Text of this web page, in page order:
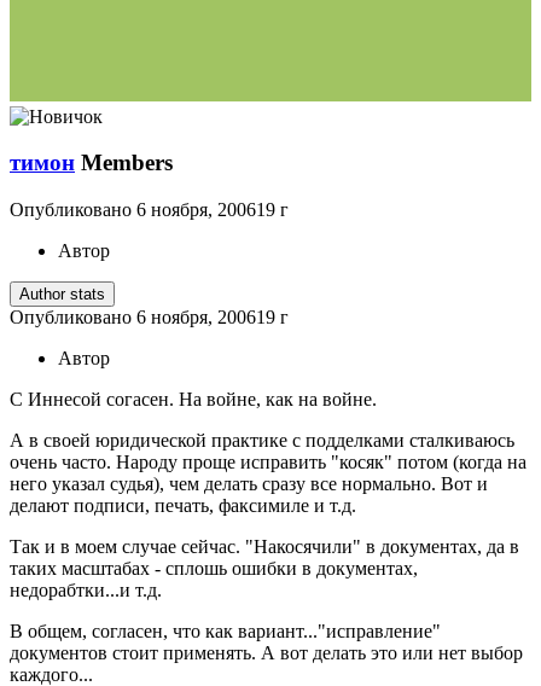
тимон Members
Опубликовано 6 ноября, 200619 г
Автор
Author stats
Опубликовано 6 ноября, 200619 г
Автор
С Иннесой согасен. На войне, как на войне.
А в своей юридической практике с подделками сталкиваюсь
очень часто. Народу проще исправить "косяк" потом (когда на
него указал судья), чем делать сразу все нормально. Вот и
делают подписи, печать, факсимиле и т.д.
Так и в моем случае сейчас. "Накосячили" в документах, да в
таких масштабах - сплошь ошибки в документах,
недорабтки...и т.д.
В общем, согласен, что как вариант..."исправление"
документов стоит применять. А вот делать это или нет выбор
каждого...